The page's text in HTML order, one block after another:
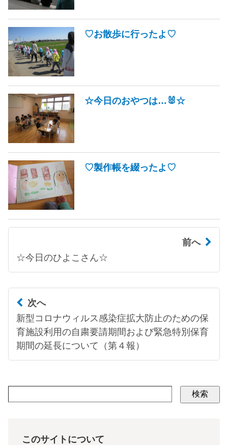
♡お散歩に行ったよ♡
☆今日のおやつは…🐰☆
♡製作帳を綴ったよ♡
前へ
☆今日のひよこさん☆
次へ
新型コロナウィルス感染症拡大防止のための保
育施設利用の自粛要請期間および緊急特別保育
期間の延長について（第４報）
検索
このサイトについて